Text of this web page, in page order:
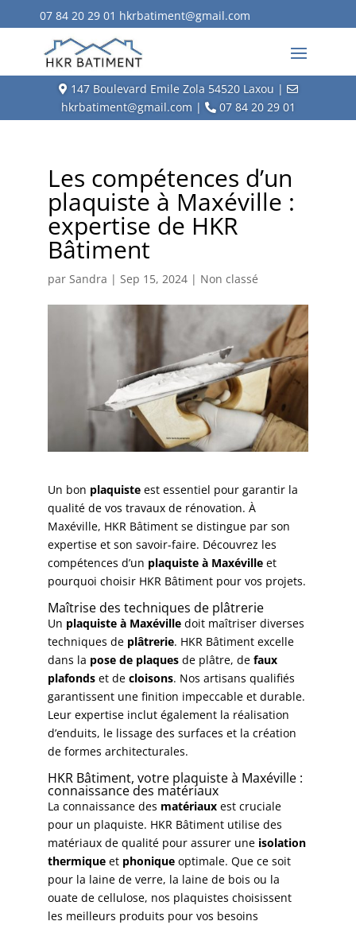
07 84 20 29 01 hkrbatiment@gmail.com
147 Boulevard Emile Zola 54520 Laxou |
hkrbatiment@gmail.com |
07 84 20 29 01
Les compétences d’un
plaquiste à Maxéville :
expertise de HKR
Bâtiment
par Sandra | Sep 15, 2024| Non classé
Un bon plaquisteest essentiel pour garantir la
qualité de vos travaux de rénovation. À
Maxéville, HKR Bâtiment se distingue par son
expertise et son savoir-faire. Découvrez les
compétences d’un plaquiste à Maxévilleet
pourquoi choisir HKR Bâtiment pour vos projets.
Maîtrise des techniques de plâtrerie
Un plaquiste à Maxévilledoit maîtriser diverses
techniques de plâtrerie. HKR Bâtiment excelle
dans la pose de plaquesde plâtre, defaux
plafondset de cloisons. Nos artisans qualifiés
garantissent une finition impeccable et durable.
Leur expertise inclut également la réalisation
d’enduits, le lissage des surfaces et la création
de formes architecturales.
HKR Bâtiment, votre plaquiste à Maxéville :
connaissance des matériaux
La connaissance des matériauxest cruciale
pour un plaquiste. HKR Bâtiment utilise des
matériaux de qualité pour assurer uneisolation
thermiqueet phoniqueoptimale. Que ce soit
pour la laine de verre, la laine de bois ou la
ouate de cellulose, nos plaquistes choisissent
les meilleurs produits pour vos besoins